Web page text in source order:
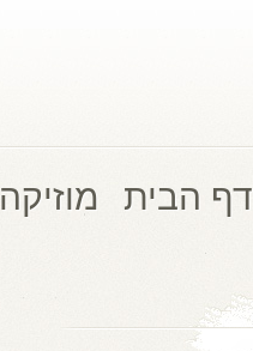
דף הבית מוזיקה